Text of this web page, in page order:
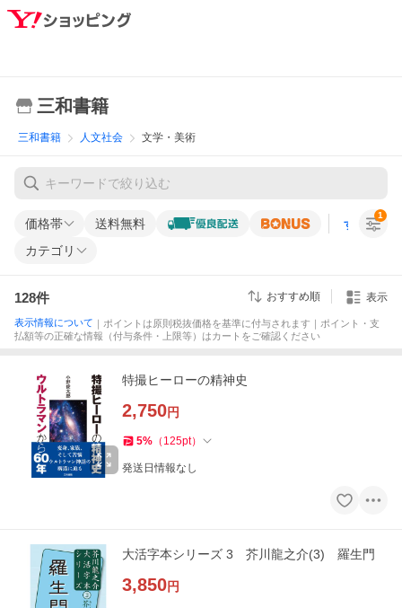
三和書籍
三和書籍 人文社会 文学・美術
価格帯 送料無料 すべての条
カテゴリ
1
128件 おすすめ順 表示
表示情報について ｜ポイントは原則税抜価格を基準に付与されます｜ポイント・支
払額等の正確な情報（付与条件・上限等）はカートをご確認ください
特撮ヒーローの精神史
2,750円
5% （ 125pt）
発送日情報なし
大活字本シリーズ 3 芥川龍之介(3) 羅生門
3,850円